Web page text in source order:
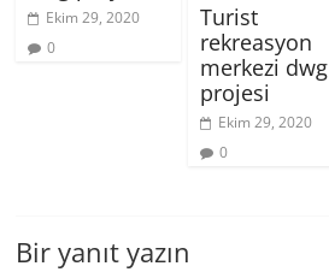
Ekim 29, 2020
0
Turist
rekreasyon
merkezi dwg
projesi
Ekim 29, 2020
0
Bir yanıt yazın